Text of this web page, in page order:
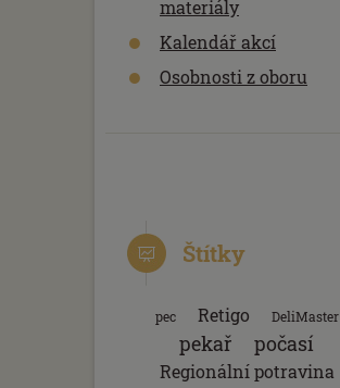
materiály
Kalendář akcí
Osobnosti z oboru
Štítky
pec Retigo DeliMaster
pekař počasí
Regionální potravina